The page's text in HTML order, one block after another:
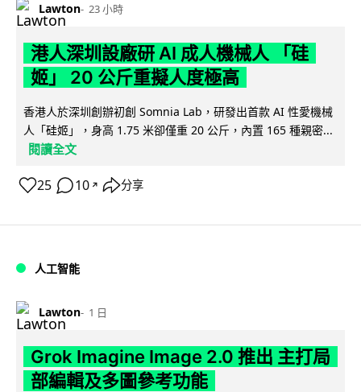
Lawton 23 小時
港人深圳設廠研 AI 成人機械人 「硅
姬」 20 公斤重擬人度極高
香港人於深圳創辦初創 Somnia Lab，研發出首款 AI 性愛機械
人「硅姬」，身高 1.75 米卻僅重 20 公斤，內置 165 種親密...
閱讀全文
25 10 ↗ 分享
人工智能
Lawton 1 日
Grok Imagine Image 2.0 推出 主打局
部編輯及多圖參考功能